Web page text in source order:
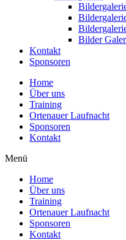
Bilder
Kontakt
Sponsoren
Home
Über uns
Training
Ortenauer Laufnacht
Sponsoren
Kontakt
Menü
Home
Über uns
Training
Ortenauer Laufnacht
Sponsoren
Kontakt